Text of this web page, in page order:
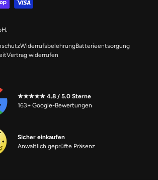
.
WiderrufsbelehrungBatterieentsorgung
Vertrag widerrufen
★★★★★ 4.8 / 5.0 Sterne
163+ Google-Bewertungen
Sicher einkaufen
Anwaltlich geprüfte Präsenz